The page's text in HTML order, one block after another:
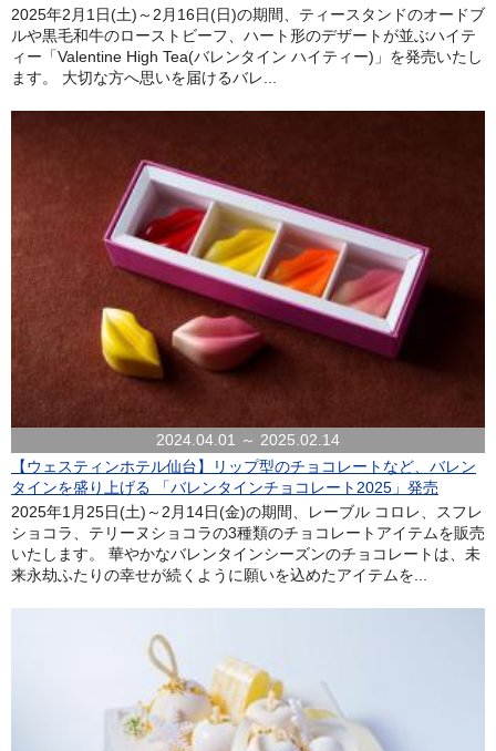
2025年2月1日(土)～2月16日(日)の期間、ティースタンドのオードブ
ルや黒毛和牛のローストビーフ、ハート形のデザートが並ぶハイテ
ィー「Valentine High Tea(バレンタイン ハイティー)」を発売いたし
ます。 大切な方へ思いを届けるバレ...
2024.04.01 ～ 2025.02.14
【ウェスティンホテル仙台】リップ型のチョコレートなど、バレン
タインを盛り上げる 「バレンタインチョコレート2025」発売
2025年1月25日(土)～2月14日(金)の期間、レーブル コロレ、スフレ
ショコラ、テリーヌショコラの3種類のチョコレートアイテムを販売
いたします。 華やかなバレンタインシーズンのチョコレートは、未
来永劫ふたりの幸せが続くように願いを込めたアイテムを...